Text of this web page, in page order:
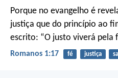
Porque no evangelho é
justiça que do princípio ao
escrito: “O justo viverá pela
Romanos 1:17 fé justiça